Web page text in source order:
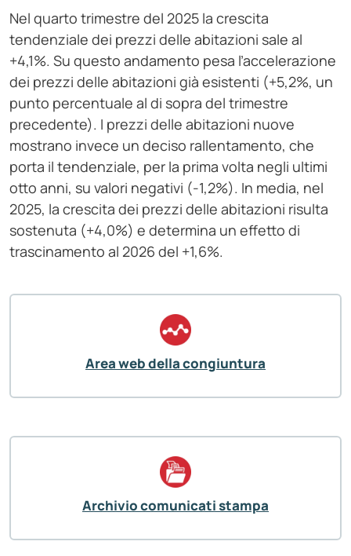
Nel quarto trimestre del 2025 la crescita
tendenziale dei prezzi delle abitazioni sale al
+4,1%. Su questo andamento pesa l’accelerazione
dei prezzi delle abitazioni già esistenti (+5,2%, un
punto percentuale al di sopra del trimestre
precedente). I prezzi delle abitazioni nuove
mostrano invece un deciso rallentamento, che
porta il tendenziale, per la prima volta negli ultimi
otto anni, su valori negativi (-1,2%). In media, nel
2025, la crescita dei prezzi delle abitazioni risulta
sostenuta (+4,0%) e determina un effetto di
trascinamento al 2026 del +1,6%.
Area web della congiuntura
Archivio comunicati stampa